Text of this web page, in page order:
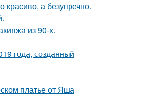
красиво, а безупречно.
из 90-х.
года, созданный
платье от Яша